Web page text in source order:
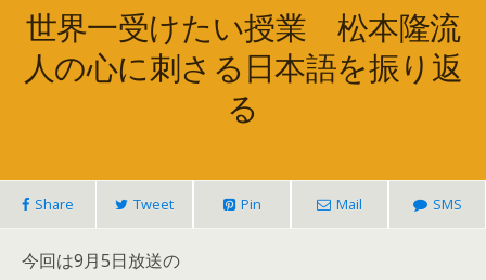
世界一受けたい授業 松本隆流
人の心に刺さる日本語を振り返
る
Share Tweet Pin Mail SMS
今回は9月5日放送の